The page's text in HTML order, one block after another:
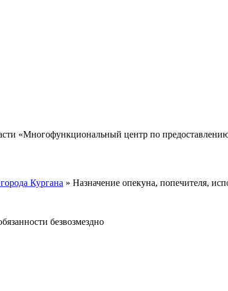
«Многофункциональный центр по
Кургана » Назначение опекуна, попечителя,
безвозмездно